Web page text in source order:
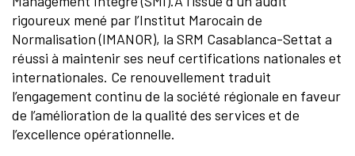
rigoureux mené par l’Institut Marocain de
Normalisation (IMANOR), la SRM Casablanca-Settat a
réussi à maintenir ses neuf certifications nationales et
internationales. Ce renouvellement traduit
l’engagement continu de la société régionale en faveur
de l’amélioration de la qualité des services et de
l’excellence opérationnelle.